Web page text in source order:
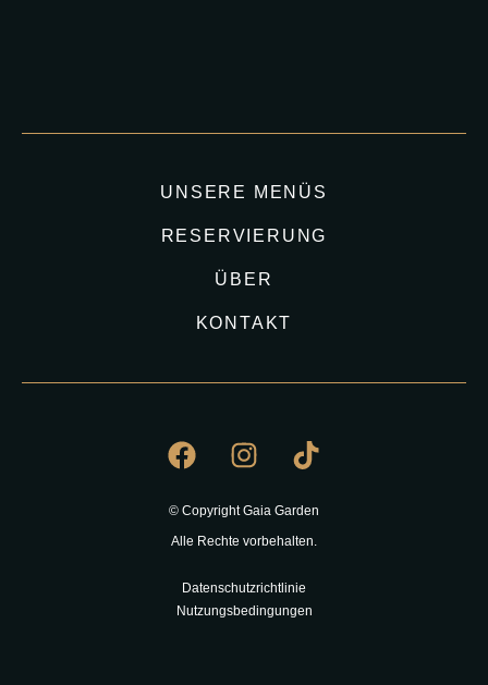
UNSERE MENÜS
RESERVIERUNG
ÜBER
KONTAKT
© Copyright Gaia Garden
Alle Rechte vorbehalten.
Datenschutzrichtlinie
Nutzungsbedingungen